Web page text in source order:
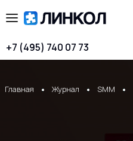
+7 (495) 740 07 73
Главная Журнал SMM